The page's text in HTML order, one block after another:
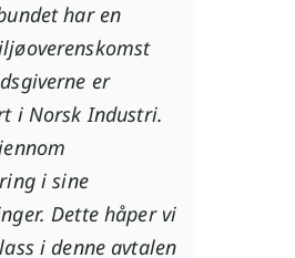
har en
er
i Norsk Industri.
i sine
Dette håper vi
i denne avtalen